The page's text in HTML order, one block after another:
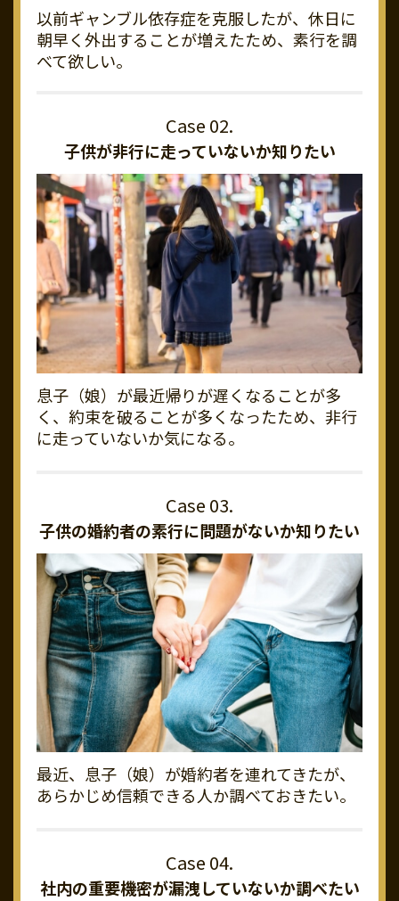
以前ギャンブル依存症を克服したが、休日に
朝早く外出することが増えたため、素行を調
べて欲しい。
子供が非行に走っていないか知りたい
息子（娘）が最近帰りが遅くなることが多
く、約束を破ることが多くなったため、非行
に走っていないか気になる。
子供の婚約者の素行に問題がないか知りたい
最近、息子（娘）が婚約者を連れてきたが、
あらかじめ信頼できる人か調べておきたい。
社内の重要機密が漏洩していないか調べたい